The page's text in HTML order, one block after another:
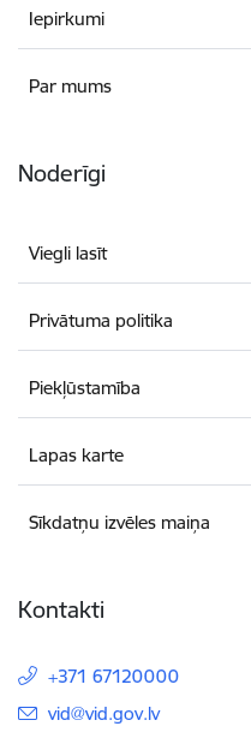
Iepirkumi
Par mums
Noderīgi
Viegli lasīt
Privātuma politika
Piekļūstamība
Lapas karte
Sīkdatņu izvēles maiņa
Kontakti
+371 67120000
E-pasts:
vid@vid.gov.lv